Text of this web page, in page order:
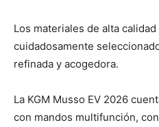
Los materiales de alta
cuidadosamente
refinada y acogedora.
La KGM Musso EV 2026
con mandos multifunción,